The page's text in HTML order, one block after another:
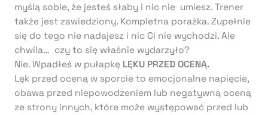
myślą sobie, że jesteś słaby i nic nie umiesz. Trener
także jest zawiedziony. Kompletna porażka. Zupełnie
się do tego nie nadajesz i nic Ci nie wychodzi. Ale
chwila… czy to się właśnie wydarzyło?
Nie. Wpadłeś w pułapkęLĘKU PRZED OCENĄ.
Lęk przed oceną w sporcie to emocjonalne napięcie,
obawa przed niepowodzeniem lub negatywną oceną
ze strony innych, które może występować przed lub